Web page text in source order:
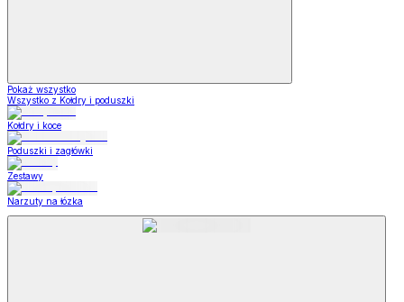
Pokaż wszystko
Wszystko z Kołdry i poduszki
Kołdry i koce
Poduszki i zagłówki
Zestawy
Narzuty na łózka